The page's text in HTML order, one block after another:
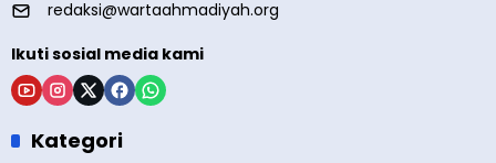
redaksi@wartaahmadiyah.org
Ikuti sosial media kami
Kategori